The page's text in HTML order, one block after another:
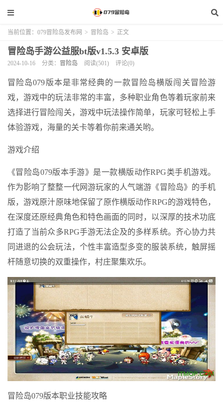
当前位置： 079冒险岛发布网 > 冒险岛 > 正文
冒险岛手游公益服bt版v1.5.3 安卓版
2024-10-16 分类： 冒险岛 阅读(501) 评论(0)
冒险岛079版本是非常经典的一款冒险岛横版闯关冒险游
戏，游戏中的玩法非常的丰富，多种职业角色等着玩家前来
选择进行冒险闯关，游戏中玩法操作简单，玩家可轻松上手
体验游戏，海量的关卡等着你前来通关哟。
游戏介绍
《冒险岛079版本手游》是一款横版动作RPG类手机游戏。
作为影响了整整一代网游玩家的人气端游《冒险岛》的手机
版，游戏原汁原味地保留了原作横版动作RPG的游戏特色，
在深度还原经典角色和特色画面的同时，以深厚的技术功底
打造了当前众多RPG手游无法企及的多样系统。齐心协力共
同进退的公会玩法，个性丰富造型多变的服装系统，触屏摇
杆随意切换的双重操作，村庄聚集欢乐。
冒险岛079版本职业技能攻略